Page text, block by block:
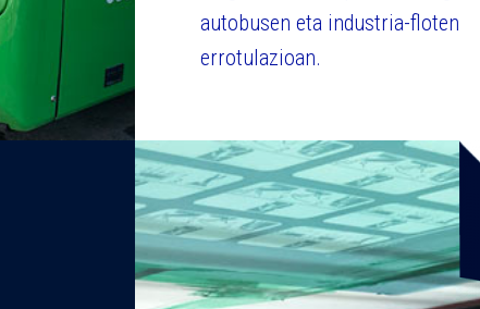
autobusen eta industria-floten
errotulazioan.